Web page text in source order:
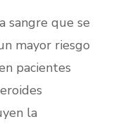
sangre que se
mayor riesgo
pacientes
la